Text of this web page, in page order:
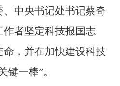
、中央书记处书记蔡奇
者坚定科技报国志
，并在加快建设科技
键一棒”。